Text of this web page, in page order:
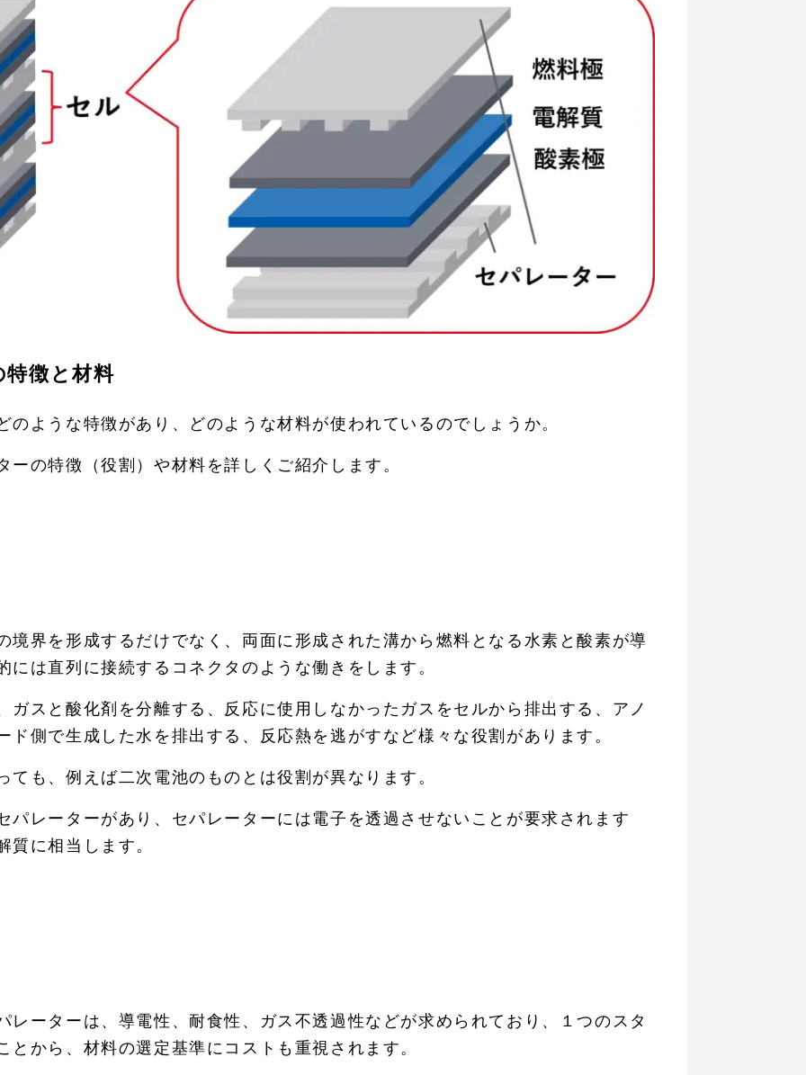
特徴と材料
のような特徴があり、どのような材料が使われているのでしょうか。
の特徴（役割）や材料を詳しくご紹介します。
境界を形成するだけでなく、両面に形成された溝から燃料となる水素と酸素が導
には直列に接続するコネクタのような働きをします。
ガスと酸化剤を分離する、反応に使用しなかったガスをセルから排出する、アノ
ド側で生成した水を排出する、反応熱を逃がすなど様々な役割があります。
ても、例えば二次電池のものとは役割が異なります。
パレーターがあり、セパレーターには電子を透過させないことが要求されます
質に相当します。
レーターは、導電性、耐食性、ガス不透過性などが求められており、１つのスタ
とから、材料の選定基準にコストも重視されます。